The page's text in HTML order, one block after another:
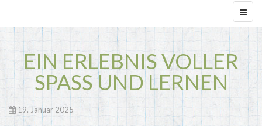
EIN ERLEBNIS VOLLER
SPASS UND LERNEN
19. Januar 2025